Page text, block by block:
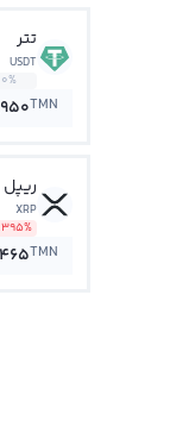
تتر
USDT
0%
TMN
ریپل
XRP
TMN